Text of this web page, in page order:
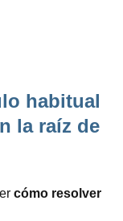
habitual
la raíz de
cómo resolver